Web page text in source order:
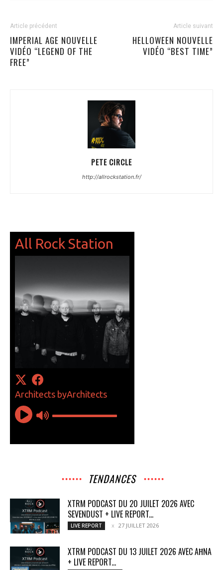
Article précédent
IMPERIAL AGE NOUVELLE
VIDÉO “LEGEND OF THE
FREE”
Article suivant
HELLOWEEN NOUVELLE
VIDÉO “BEST TIME”
PETE CIRCLE
http://allrockstation.fr/
TENDANCES
XTRM PODCAST DU 20 JUILET 2026 AVEC
SEVENDUST + LIVE REPORT...
LIVE REPORT 27 JUILLET 2026
XTRM PODCAST DU 13 JUILET 2026 AVEC AĦNA
+ LIVE REPORT...